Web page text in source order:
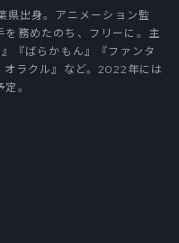
出身。アニメーション監
務めたのち、フリーに。主
『ばらかもん』『ファンタ
ラクル』など。2022年には
。